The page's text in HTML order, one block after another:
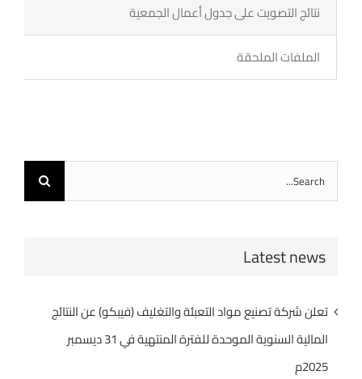
نتائج التصويت على جدول أعمال الجمعية
الملفات الملحقة
Search
for:
Latest news
تعلن شركة تصنيع مواد التعبئة والتغليف (فيبكو) عن النتائج
المالية السنوية الموحدة للفترة المنتهية في 31 ديسمبر
2025م